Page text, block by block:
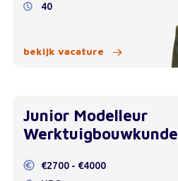
40
bekijk vacature
Junior Modelleur
Werktuigbouwkunde
€2700 - €4000